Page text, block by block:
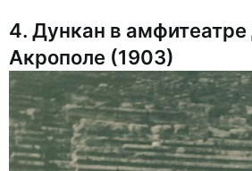
4. Дункан в амфитеатре
Акрополе (1903)